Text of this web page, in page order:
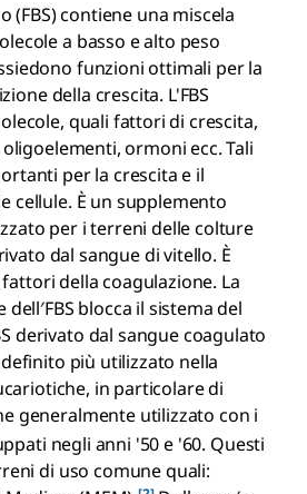
(FBS) contiene una miscela
a basso e alto peso
funzioni ottimali per la
della crescita. L'FBS
quali fattori di crescita,
ormoni ecc. Tali
per la crescita e il
cellule. È un supplemento
per i terreni delle colture
dal sangue di vitello. È
della coagulazione. La
blocca il sistema del
derivato dal sangue coagulato
più utilizzato nella
in particolare di
generalmente utilizzato con i
negli anni '50 e '60. Questi
di uso comune quali: